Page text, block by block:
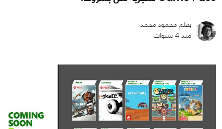
1100
0
بقلم محمود محمد
منذ 4 سنوات